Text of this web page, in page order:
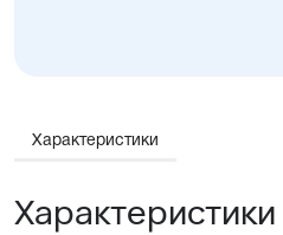
Характеристики
Характеристики